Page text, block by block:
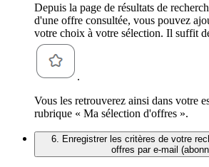
Depuis la page de résultats de
d'une offre consultée, vous pouvez
votre choix à votre sélection. Il suffit
.
Vous les retrouverez ainsi dans votre
rubrique « Ma sélection d'offres ».
6. Enregistrer les critères de votre
offres par e-mail